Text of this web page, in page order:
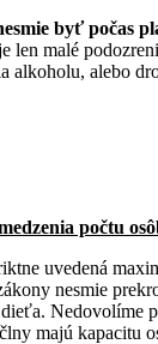
byť počas
len malé
alkoholu, alebo
počtu
uvedená
nesmie
Nedovolíme
majú kapacitu